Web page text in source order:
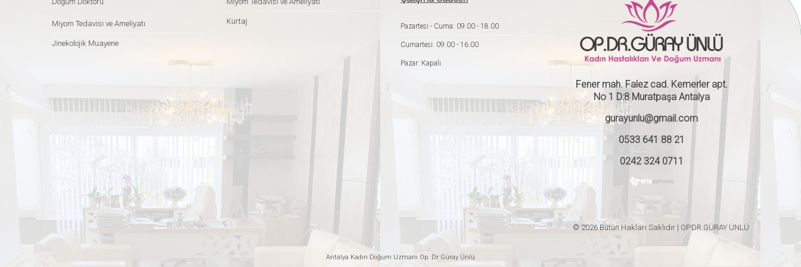
Miyom Tedavisi ve Ameliyatı
Jinekolojik Muayene
Kürtaj
Pazartesi - Cuma: 09.00 - 18.00
Cumartesi: 09.00 - 16.00
Pazar: Kapalı
Fener mah. Falez cad. Kemerler apt.
No 1 D:8 Muratpaşa Antalya
gurayunlu@gmail.com
0533 641 88 21
0242 324 0711
© 2026 Bütün Hakları Saklıdır | OP.DR.GÜRAY ÜNLÜ
Antalya Kadın Doğum Uzmanı Op. Dr Güray Ünlü